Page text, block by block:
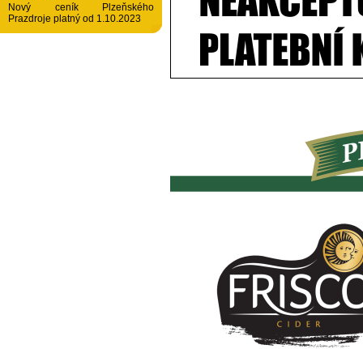
Nový ceník Plzeňského
Prazdroje platný od 1.10.2023